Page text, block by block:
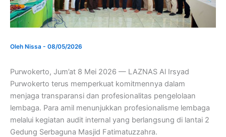
Oleh Nissa - 08/05/2026
Purwokerto, Jum’at 8 Mei 2026 — LAZNAS Al Irsyad
Purwokerto terus memperkuat komitmennya dalam
menjaga transparansi dan profesionalitas pengelolaan
lembaga. Para amil menunjukkan profesionalisme lembaga
melalui kegiatan audit internal yang berlangsung di lantai 2
Gedung Serbaguna Masjid Fatimatuzzahra.